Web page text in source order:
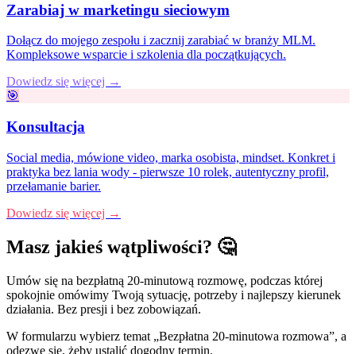
Zarabiaj w marketingu sieciowym
Dołącz do mojego zespołu i zacznij zarabiać w branży MLM.
Kompleksowe wsparcie i szkolenia dla początkujących.
Dowiedz się więcej →
🎯
Konsultacja
Social media, mówione video, marka osobista, mindset. Konkret i
praktyka bez lania wody - pierwsze 10 rolek, autentyczny profil,
przełamanie barier.
Dowiedz się więcej →
Masz jakieś wątpliwości? 🤔
Umów się na bezpłatną 20-minutową rozmowę, podczas której
spokojnie omówimy Twoją sytuację, potrzeby i najlepszy kierunek
działania. Bez presji i bez zobowiązań.
W formularzu wybierz temat „Bezpłatna 20-minutowa rozmowa”, a
odezwę się, żeby ustalić dogodny termin.